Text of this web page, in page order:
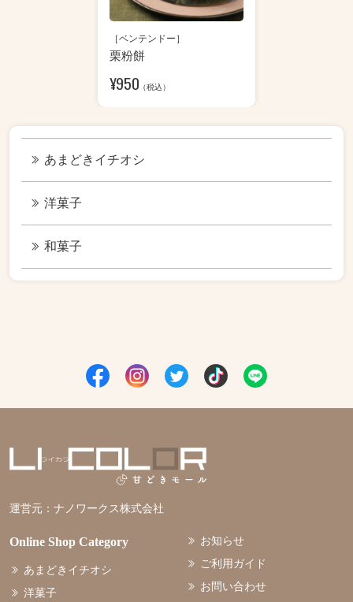
［ベンテンドー］
栗粉餅
¥950 （税込）
あまどきイチオシ
洋菓子
和菓子
運営元： ナノワークス株式会社
Online Shop Category
あまどきイチオシ
洋菓子
お知らせ
ご利用ガイド
お問い合わせ